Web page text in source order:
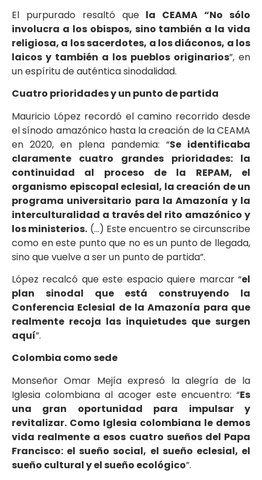
El purpurado resaltó que la CEAMA “No sólo
involucra a los obispos, sino también a la vida
religiosa, a los sacerdotes, a los diáconos, a los
laicos y también a los pueblos originarios”, en
un espíritu de auténtica sinodalidad.
Cuatro prioridades y un punto de partida
Mauricio López recordó el camino recorrido desde
el sínodo amazónico hasta la creación de la CEAMA
en 2020, en plena pandemia: “Se identificaba
claramente cuatro grandes prioridades: la
continuidad al proceso de la REPAM, el
organismo episcopal eclesial, la creación de un
programa universitario para la Amazonía y la
interculturalidad a través del rito amazónico y
los ministerios. (…) Este encuentro se circunscribe
como en este punto que no es un punto de llegada,
sino que vuelve a ser un punto de partida”.
López recalcó que este espacio quiere marcar “el
plan sinodal que está construyendo la
Conferencia Eclesial de la Amazonía para que
realmente recoja las inquietudes que surgen
aquí”.
Colombia como sede
Monseñor Omar Mejía expresó la alegría de la
Iglesia colombiana al acoger este encuentro: “Es
una gran oportunidad para impulsar y
revitalizar. Como Iglesia colombiana le demos
vida realmente a esos cuatro sueños del Papa
Francisco: el sueño social, el sueño eclesial, el
sueño cultural y el sueño ecológico”.